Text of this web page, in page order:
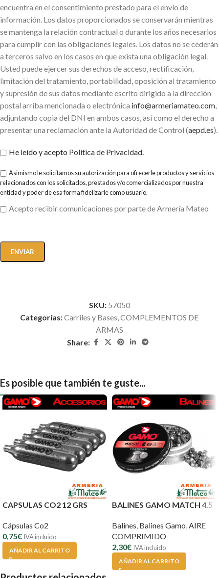
encuentra en el consentimiento prestado para el envío de
información. Los datos proporcionados se conservarán mientras
se mantenga la relación contractual o durante los años necesarios
para cumplir con las obligaciones legales. Los datos no se cederán
a terceros salvo en los casos en que exista una obligación legal.
Usted puede ejercer sus derechos de acceso, rectificación,
limitación del tratamiento, portabilidad, oposición al tratamiento
y supresión de sus datos mediante escrito dirigido a la dirección
postal arriba mencionada o electrónica info@armeriamateo.com
adjuntando copia del DNI en ambos casos, así como el derecho a
presentar una reclamación ante la Autoridad de Control (aepd.es).
He leído y acepto Política de Privacidad
Asimismo le solicitamos su autorización para ofrecerle productos y servicios
relacionados con los solicitados, prestados y/o comercializados por nuestra
entidad y poder de esa forma fidelizarle como usuario.
Acepto recibir comunicaciones por parte de Armería Mateo
SKU: 57050
Categorías:Carriles y Bases COMPLEMENTOS DE
ARMAS
Share:
Es posible que también te guste...
CAPSULAS CO2 12 GRS
Cápsulas Co2
0,75€ IVA incluido
AÑADIR AL CARRITO
BALINES GAMO MATCH 4.5
Balines Balines Gamo AIRE
COMPRIMIDO
2,30€ IVA incluido
AÑADIR AL CARRITO